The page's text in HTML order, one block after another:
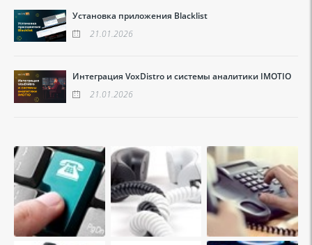
Установка приложения Blacklist
21.01.2026
Интеграция VoxDistro и системы аналитики IMOTIO
21.01.2026